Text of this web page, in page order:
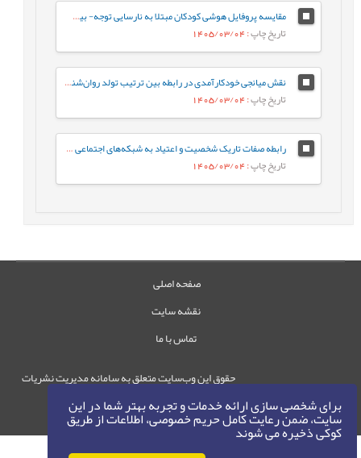
برای شخصی سازی ارائه خدمات و تجربه بهتر شما در این
سایت، ضمن رعایت کامل حریم خصوصی، اطلاعات از طریق
کوکی ذخیره می شوند
مقایسه پروفایل هوشی کودکان مبتلا به نارسایی توجه- بیش‌فعالی با کودکان عادی براساس شاخص‌های جانبی و مکمل آزمون WISC-V
تاریخ چاپ: 1405/03/04
نقش میانجی خودکارآمدی در رابطه‌ بین ترتیب تولد روان‌شناختی و جوخانواده با رفتارهای جامعه پسند در دانشجویان
تاریخ چاپ: 1405/03/04
رابطه صفات تاریک شخصیت و اعتیاد به شبکه‌های اجتماعی مجازی با نقش میانجی سبک‌های مقابله‌ای
تاریخ چاپ: 1405/03/04
صفحه اصلی
نقشه سایت
تماس با ما
حقوق این وب‌سایت متعلق به سامانه مدیریت نشریات
رایمگ است.
حق نشر ©
1405-1396